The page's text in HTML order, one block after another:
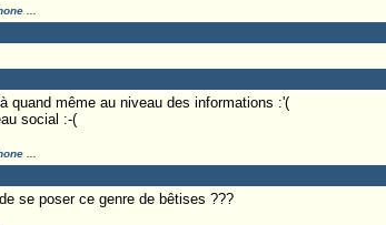
...
quand même au niveau des informations :'(
social :-(
...
se poser ce genre de bêtises ???